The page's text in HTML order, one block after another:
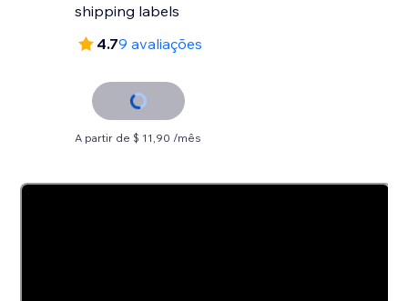
shipping labels
4.79 avaliações
A partir de $ 11,90 /mês